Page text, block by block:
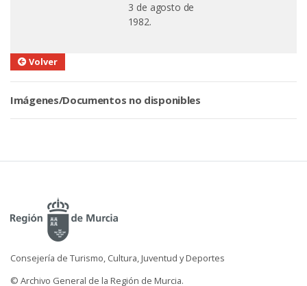
3 de agosto de
1982.
Volver
Imágenes/Documentos no disponibles
Consejería de Turismo, Cultura, Juventud y Deportes
© Archivo General de la Región de Murcia.